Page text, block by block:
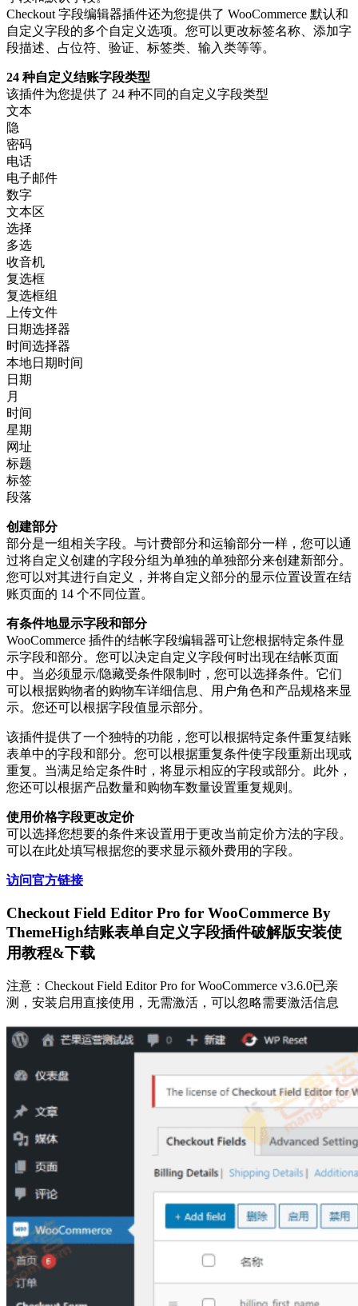
Checkout 字段编辑器插件还为您提供了 WooCommerce 默认和
自定义字段的多个自定义选项。您可以更改标签名称、添加字
段描述、占位符、验证、标签类、输入类等等。
24 种自定义结账字段类型
该插件为您提供了 24 种不同的自定义字段类型
文本
隐
密码
电话
电子邮件
数字
文本区
选择
多选
收音机
复选框
复选框组
上传文件
日期选择器
时间选择器
本地日期时间
日期
月
时间
星期
网址
标题
标签
段落
创建部分
部分是一组相关字段。与计费部分和运输部分一样，您可以通
过将自定义创建的字段分组为单独的单独部分来创建新部分。
您可以对其进行自定义，并将自定义部分的显示位置设置在结
账页面的 14 个不同位置。
有条件地显示字段和部分
WooCommerce 插件的结帐字段编辑器可让您根据特定条件显
示字段和部分。您可以决定自定义字段何时出现在结帐页面
中。当必须显示/隐藏受条件限制时，您可以选择条件。它们
可以根据购物者的购物车详细信息、用户角色和产品规格来显
示。您还可以根据字段值显示部分。
该插件提供了一个独特的功能，您可以根据特定条件重复结账
表单中的字段和部分。您可以根据重复条件使字段重新出现或
重复。当满足给定条件时，将显示相应的字段或部分。此外，
您还可以根据产品数量和购物车数量设置重复规则。
使用价格字段更改定价
可以选择您想要的条件来设置用于更改当前定价方法的字段。
可以在此处填写根据您的要求显示额外费用的字段。
访问官方链接
Checkout Field Editor Pro for WooCommerce By
ThemeHigh结账表单自定义字段插件破解版安装使
用教程&下载
注意：Checkout Field Editor Pro for WooCommerce v3.6.0已亲
测，安装启用直接使用，无需激活，可以忽略需要激活信息